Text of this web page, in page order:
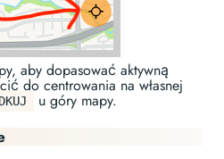
aby dopasować aktywną
do centrowania na własnej
u góry mapy.